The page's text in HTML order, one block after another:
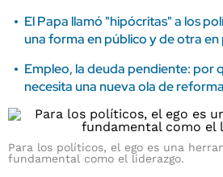
El Papa llamó "hipócritas" a los
una forma en público y de otra
Empleo, la deuda pendiente: por
necesita una nueva ola de
Para los políticos, el ego es una
fundamental como el liderazgo .